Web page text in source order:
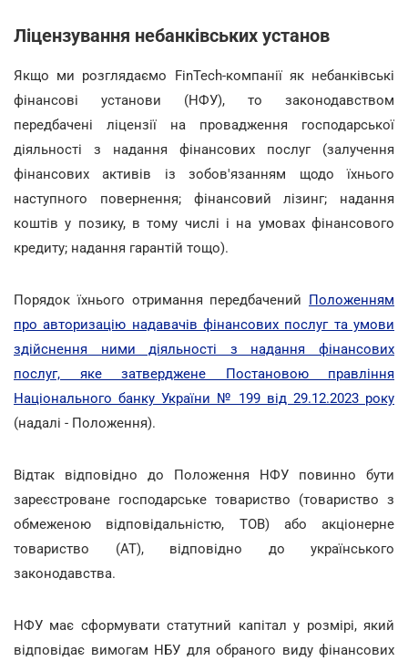
Ліцензування небанківських установ
Якщо ми розглядаємо FinTech-компанії як небанківські
фінансові установи (НФУ), то законодавством
передбачені ліцензії на провадження господарської
діяльності з надання фінансових послуг (залучення
фінансових активів із зобов'язанням щодо їхнього
наступного повернення; фінансовий лізинг; надання
коштів у позику, в тому числі і на умовах фінансового
кредиту; надання гарантій тощо).
Порядок їхнього отримання передбачений Положенням
про авторизацію надавачів фінансових послуг та умови
здійснення ними діяльності з надання фінансових
послуг, яке затверджене Постановою правління
Національного банку України № 199 від 29.12.2023 року
(надалі - Положення).
Відтак відповідно до Положення НФУ повинно бути
зареєстроване господарське товариство (товариство з
обмеженою відповідальністю, ТОВ) або акціонерне
товариство (АТ), відповідно до українського
законодавства.
НФУ має сформувати статутний капітал у розмірі, який
відповідає вимогам НБУ для обраного виду фінансових